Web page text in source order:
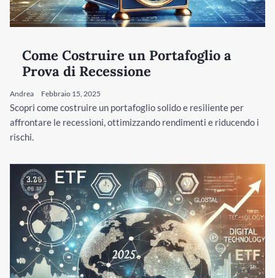
Come Costruire un Portafoglio a
Prova di Recessione
Andrea Febbraio 15, 2025
Scopri come costruire un portafoglio solido e resiliente per
affrontare le recessioni, ottimizzando rendimenti e riducendo i
rischi.